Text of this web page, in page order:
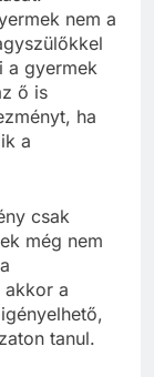
nem a
a gyermek
ő is
ha
a
csak
még nem
a
tanul.